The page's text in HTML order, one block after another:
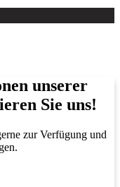
unserer
Sie uns!
zur Verfügung und